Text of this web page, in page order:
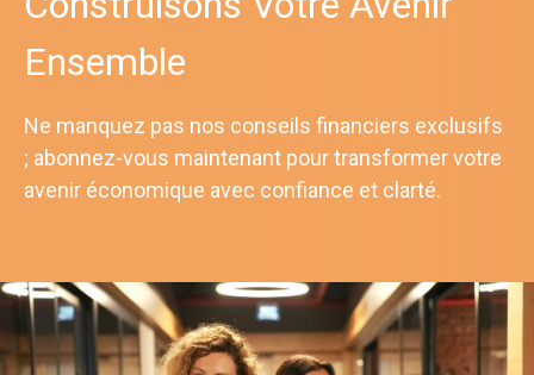
Ensemble
Ne manquez pas nos conseils financiers exclusifs
; abonnez-vous maintenant pour transformer votre
avenir économique avec confiance et clarté.